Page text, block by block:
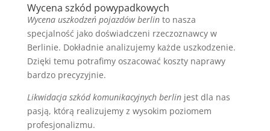
Wycena szkód powypadkowych
Wycena uszkodzeń pojazdów berlinto nasza
specjalność jako doświadczeni rzeczoznawcy w
Berlinie. Dokładnie analizujemy każde uszkodzenie.
Dzięki temu potrafimy oszacować koszty naprawy
bardzo precyzyjnie.
Likwidacja szkód komunikacyjnych berlinjest dla nas
pasją, którą realizujemy z wysokim poziomem
profesjonalizmu.